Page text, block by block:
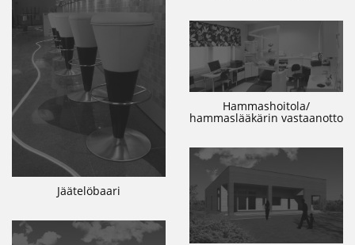
Jäätelöbaari
Hammashoitola/
hammaslääkärin vastaanotto